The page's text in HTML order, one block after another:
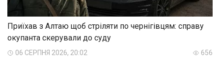
Приїхав з Алтаю щоб стріляти по чернігівцям: справу
окупанта скерували до суду
06 СЕРПНЯ 2026, 20:02 656